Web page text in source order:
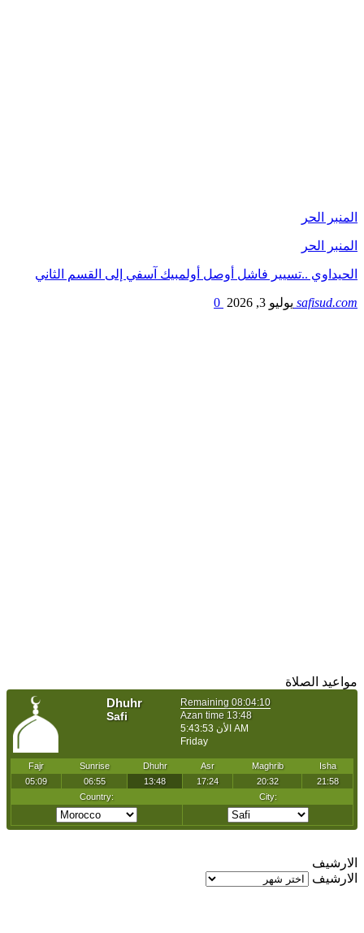
المنبر الحر
المنبر الحر
الحيداوي ..تسيير فاشل أوصل أولمبيك آسفي إلى القسم الثاني
safisud.com يوليو 3, 2026
مواعيد الصلاة
الارشيف
الارشيف